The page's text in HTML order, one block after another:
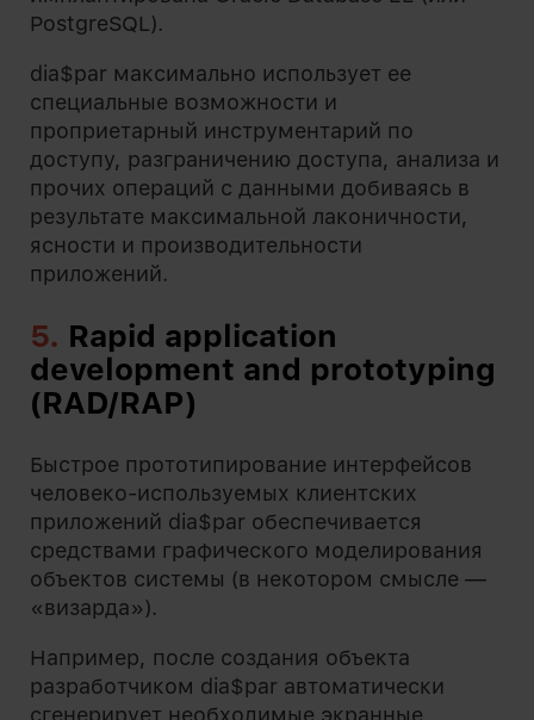
PostgreSQL).
dia$par максимально использует ее
специальные возможности и
проприетарный инструментарий по
доступу, разграничению доступа, анализа и
прочих операций с данными добиваясь в
результате максимальной лаконичности,
ясности и производительности
приложений.
5. Rapid application
development and prototyping
(RAD/RAP)
Быстрое прототипирование интерфейсов
человеко-используемых клиентских
приложений dia$par обеспечивается
средствами графического моделирования
объектов системы (в некотором смысле —
«визарда»).
Например, после создания объекта
разработчиком dia$par автоматически
сгенерирует необходимые экранные